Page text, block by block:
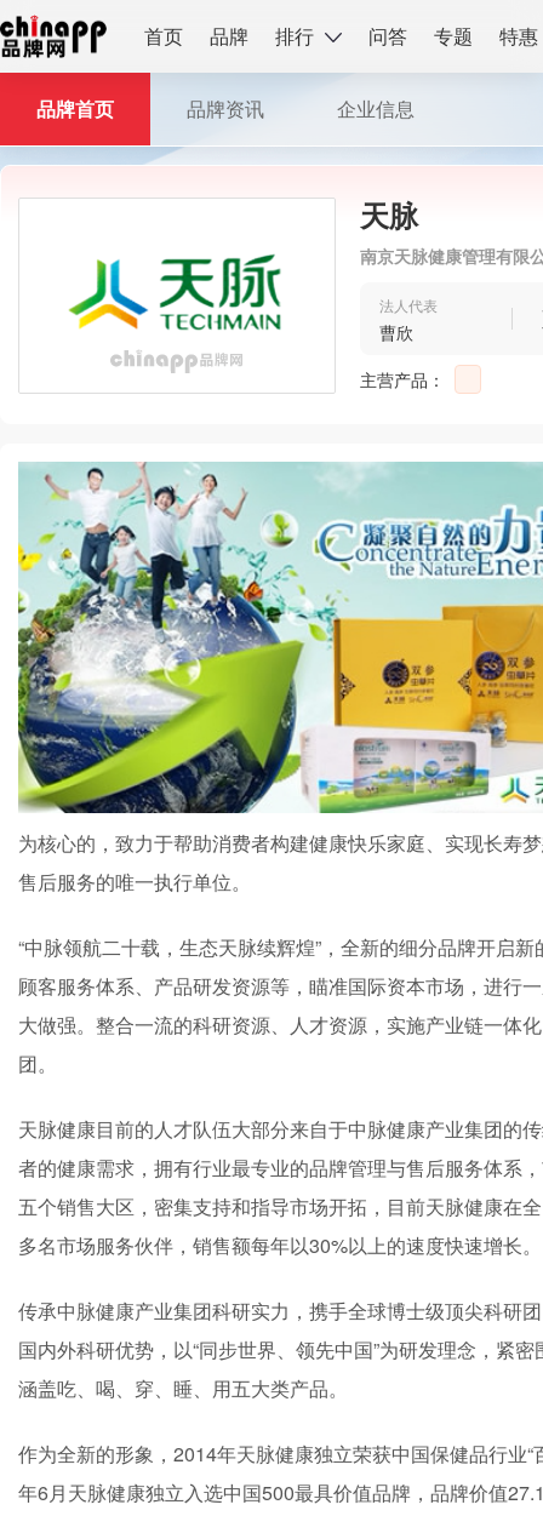
首页 品牌 排行 问答 专题 特惠
天脉
南京天脉健康管理有限
法人代表
曹欣
主营产品：
品牌首页 品牌资讯 企业信息
为核心的，致力于帮助消费者构建健康快乐家庭、实现长寿
售后服务的唯一执行单位。
“中脉领航二十载，生态天脉续辉煌”，全新的细分品牌开启
顾客服务体系、产品研发资源等，瞄准国际资本市场，进行
大做强。整合一流的科研资源、人才资源，实施产业链一体
团。
天脉健康目前的人才队伍大部分来自于中脉健康产业集团的
者的健康需求，拥有行业最专业的品牌管理与售后服务体系
五个销售大区，密集支持和指导市场开拓，目前天脉健康在
多名市场服务伙伴，销售额每年以30%以上的速度快速增长。
传承中脉健康产业集团科研实力，携手全球博士级顶尖科研
国内外科研优势，以“同步世界、领先中国”为研发理念，
涵盖吃、喝、穿、睡、用五大类产品。
作为全新的形象，2014年天脉健康独立荣获中国保健品行业
年6月天脉健康独立入选中国500最具价值品牌，品牌价值